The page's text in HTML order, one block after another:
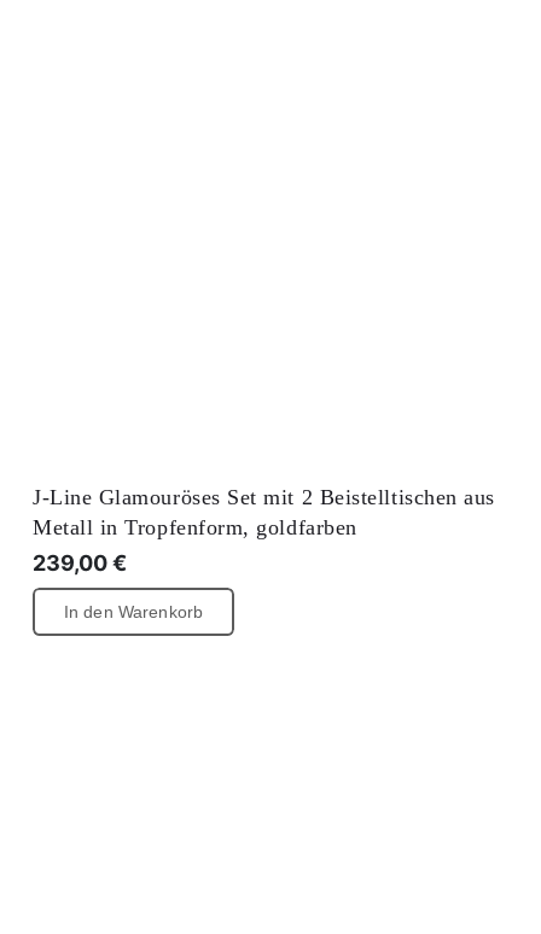
J-Line Glamouröses Set mit 2 Beistelltischen aus
Metall in Tropfenform, goldfarben
239,00€
In den Warenkorb